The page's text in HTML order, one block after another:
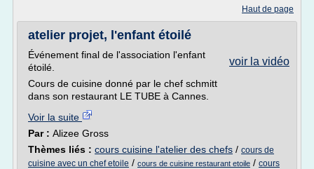
Haut de page
atelier projet, l'enfant étoilé
voir la vidéo
Événement final de l'association l'enfant
étoilé.
Cours de cuisine donné par le chef schmitt
dans son restaurant LE TUBE à Cannes.
Voir la suite
Par : Alizee Gross
Thèmes liés : cours cuisine l'atelier des chefs / cours de
cuisine avec un chef etoile / cours de cuisine restaurant etoile / cours